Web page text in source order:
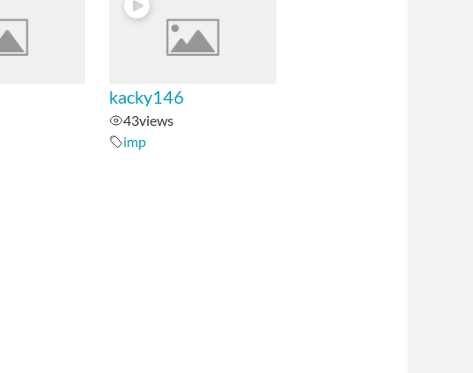
kacky146
43views
imp